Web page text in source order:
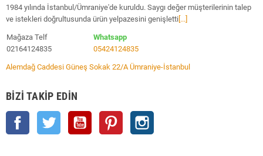
1984 yılında İstanbul/Ümraniye'de kuruldu. Saygı değer müşterilerinin talep
ve istekleri doğrultusunda ürün yelpazesini genişletti [...]
Mağaza Telf
02164124835
Whatsapp
05424124835
Alemdağ Caddesi Güneş Sokak 22/A Ümraniye-İstanbul
BIZI TAKIP EDIN
Facebook Twitter YouTube Pinterest